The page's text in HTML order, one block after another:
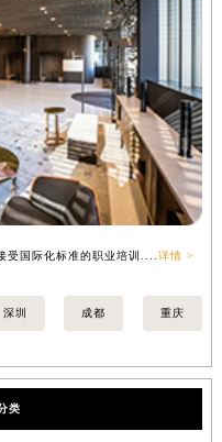
受国际化标准的职业培训.... 详情 >
深圳 成都 重庆
类